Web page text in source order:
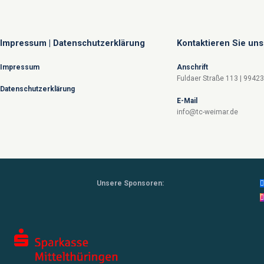
Impressum | Datenschutzerklärung
Impressum
Datenschutzerklärung
Kontaktieren Sie uns
Anschrift
Fuldaer Straße 113 |
E-Mail
info@tc-weimar.de
Unsere Sponsoren: